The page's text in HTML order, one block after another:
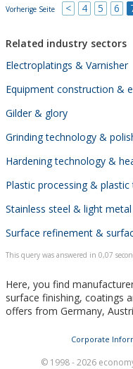
Vorherige Seite < 4 5 6
Related industry sectors
Electroplatings & Varnisher
Equipment construction &
Gilder & glory
Grinding technology &
Hardening technology &
Plastic processing &
Stainless steel & light metal
Surface refinement &
This query was answered in 0,07
Here, you find
surface finishing, coatings
offers from Germany,
Corporate
© 1998 - 2026